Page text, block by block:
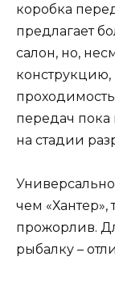
коробка
предлагает
салон, но,
передач пока
на стадии
чем «Хантер»,
прожорлив.
рыбалку –